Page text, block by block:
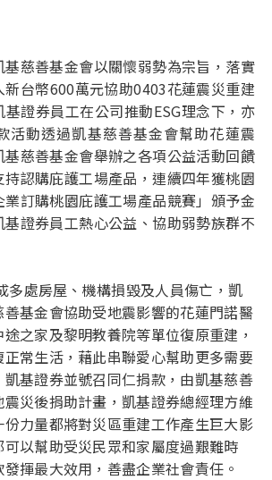
慈善基金會以關懷弱勢為宗旨，落實
新台幣600萬元協助0403花蓮震災重建
證券員工在公司推動ESG理念下，亦
活動透過凱基慈善基金會幫助花蓮震
慈善基金會舉辦之各項公益活動回饋
認購庇護工場產品，連續四年獲桃園
訂購桃園庇護工場產品競賽」頒予金
證券員工熱心公益、協助弱勢族群不
多處房屋、機構損毀及人員傷亡，凱
基金會協助受地震影響的花蓮門諾醫
之家及黎明教養院等單位復原重建，
常生活，藉此串聯愛心幫助更多需要
基證券並號召同仁捐款，由凱基慈善
災後捐助計畫，凱基證券總經理方維
力量都將對災區重建工作產生巨大影
以幫助受災民眾和家屬度過艱難時
揮最大效用，善盡企業社會責任。